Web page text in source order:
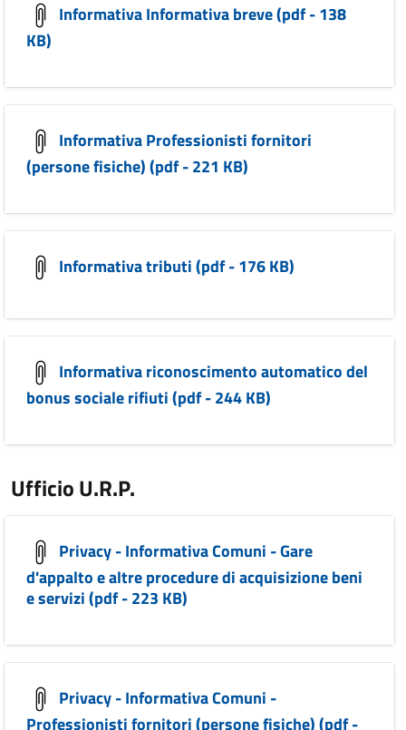
Informativa Informativa breve (pdf - 138
KB)
Informativa Professionisti fornitori
(persone fisiche) (pdf - 221 KB)
Informativa tributi (pdf - 176 KB)
Informativa riconoscimento automatico del
bonus sociale rifiuti (pdf - 244 KB)
Ufficio U.R.P.
Privacy - Informativa Comuni - Gare
d'appalto e altre procedure di acquisizione beni
e servizi (pdf - 223 KB)
Privacy - Informativa Comuni -
Professionisti fornitori (persone fisiche) (pdf -